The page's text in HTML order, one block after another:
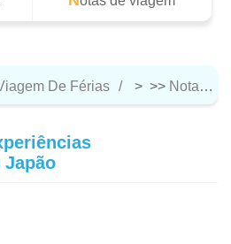
De Férias > >> Notas De Viagem